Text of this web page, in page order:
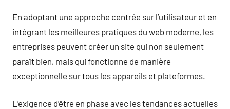
En adoptant une approche centrée sur l’utilisateur et en
intégrant les meilleures pratiques du web moderne, les
entreprises peuvent créer un site qui non seulement
paraît bien, mais qui fonctionne de manière
exceptionnelle sur tous les appareils et plateformes.
L’exigence d’être en phase avec les tendances actuelles